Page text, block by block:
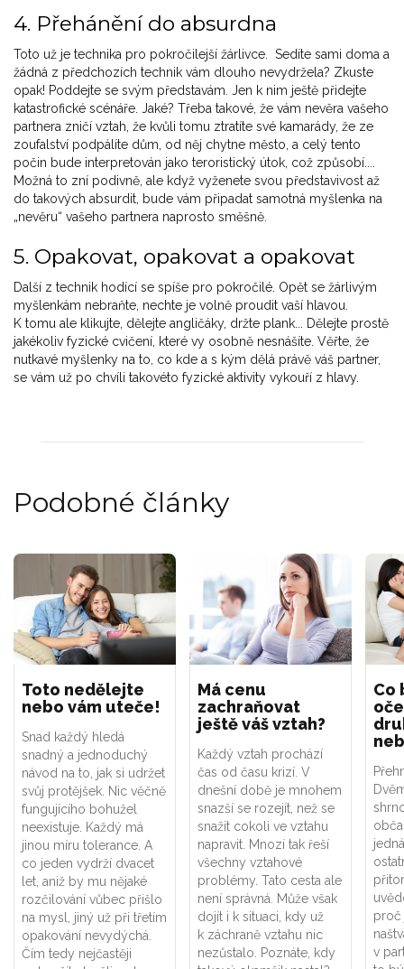
4. Přehánění do absurdna
Toto už je technika pro pokročilejší žárlivce. Sedíte sami doma a
žádná z předchozích technik vám dlouho nevydržela? Zkuste
opak! Poddejte se svým představám. Jen k nim ještě přidejte
katastrofické scénáře. Jaké? Třeba takové, že vám nevěra vašeho
partnera zničí vztah, že kvůli tomu ztratíte své kamarády, že ze
zoufalství podpálíte dům, od něj chytne město, a celý tento
počin bude interpretován jako teroristický útok, což způsobí....
Možná to zní podivně, ale když vyženete svou představivost až
do takových absurdit, bude vám připadat samotná myšlenka na
„nevěru“ vašeho partnera naprosto směšně.
5. Opakovat, opakovat a opakovat
Další z technik hodící se spíše pro pokročilé. Opět se žárlivým
myšlenkám nebraňte, nechte je volně proudit vaší hlavou.
K tomu ale klikujte, dělejte angličáky, držte plank... Dělejte prostě
jakékoliv fyzické cvičení, které vy osobně nesnášíte. Věřte, že
nutkavé myšlenky na to, co kde a s kým dělá právě váš partner,
se vám už po chvíli takovéto fyzické aktivity vykouří z hlavy.
Podobné články
Toto nedělejte
nebo vám uteče!
Snad každý hledá
snadný a jednoduchý
návod na to, jak si udržet
svůj protějšek. Nic věčně
fungujícího bohužel
neexistuje. Každý má
jinou míru tolerance. A
co jeden vydrží dvacet
let, aniž by mu nějaké
rozčilování vůbec přišlo
na mysl, jiný už při třetím
opakování nevydýchá.
Čím tedy nejčastěji
Má cenu
zachraňovat
ještě váš vztah?
Každý vztah prochází
čas od času krizí. V
dnešní době je mnohem
snazší se rozejít, než se
snažit cokoli ve vztahu
napravit. Mnozí tak řeší
všechny vztahové
problémy. Tato cesta ale
není správná. Může však
dojít i k situaci, kdy už
k záchraně vztahu nic
nezůstalo. Poznáte, kdy
Co
proč
v